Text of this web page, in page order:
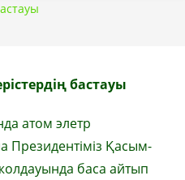
бастауы
атом элетр
Президентіміз Қасым-
баса айтып